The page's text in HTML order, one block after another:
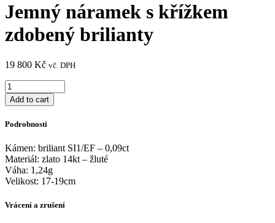
Jemný náramek s křížkem
zdobený brilianty
19 800 Kč vč. DPH
Jemný
náramek
s
zdobený
quantity
Add to cart
Podrobnosti
Kámen: briliant SI1/EF – 0,09ct
Materiál: zlato 14kt – žluté
Váha: 1,24g
Velikost: 17-19cm
Vrácení a zrušení